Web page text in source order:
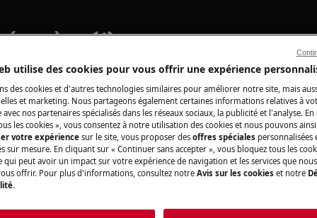
(1)
et débranchez la fiche secteur
pour les appareils lourds, il
fermées.
utilise des cookies pour vous offrir une expérience
des cookies et d'autres technologies similaires pour améliorer notre site, mais
et marketing. Nous partageons également certaines informations relatives à
nos partenaires spécialisés dans les réseaux sociaux, la publicité et l'analyse.
les cookies », vous consentez à notre utilisation des cookies et nous pouvons ainsi
votre expérience sur le site, vous proposer des offres spéciales
sur mesure. En cliquant sur « Continuer sans accepter », vous bloquez tous les
qui peut avoir un impact sur votre expérience de navigation et les services que
offrir. Pour plus d'informations, consultez notre Avis sur les cookies et notre
.